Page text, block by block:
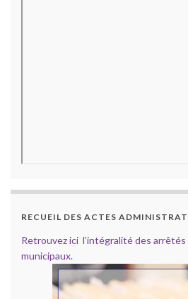
RECUEIL DES ACTES
Retrouvez ici l’intégralité des
municipaux.